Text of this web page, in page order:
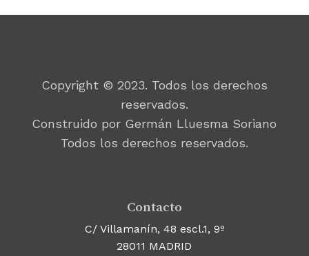
Copyright © 2023. Todos los derechos
reservados.
Construido por Germán Lluesma Soriano
Todos los derechos reservados.
Contacto
C/ Villamanín, 48 escl.1, 9º
28011 MADRID